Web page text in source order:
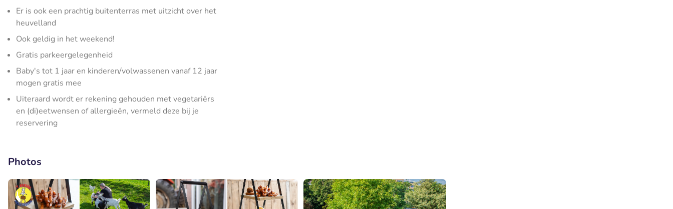
Er is ook een prachtig buitenterras met uitzicht over het
heuvelland
Ook geldig in het weekend!
Gratis parkeergelegenheid
Baby's tot 1 jaar en kinderen/volwassenen vanaf 12 jaar
mogen gratis mee
Uiteraard wordt er rekening gehouden met vegetariërs
en (di)eetwensen of allergieën, vermeld deze bij je
reservering
Photos